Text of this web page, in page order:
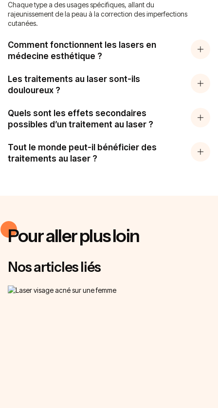
Chaque type a des usages spécifiques, allant du
rajeunissement de la peau à la correction des imperfections
cutanées.
Comment fonctionnent les lasers en
médecine esthétique ?
Les traitements au laser sont-ils
douloureux ?
Quels sont les effets secondaires
possibles d’un traitement au laser ?
Tout le monde peut-il bénéficier des
traitements au laser ?
Pour aller plus loin
Nos articles liés